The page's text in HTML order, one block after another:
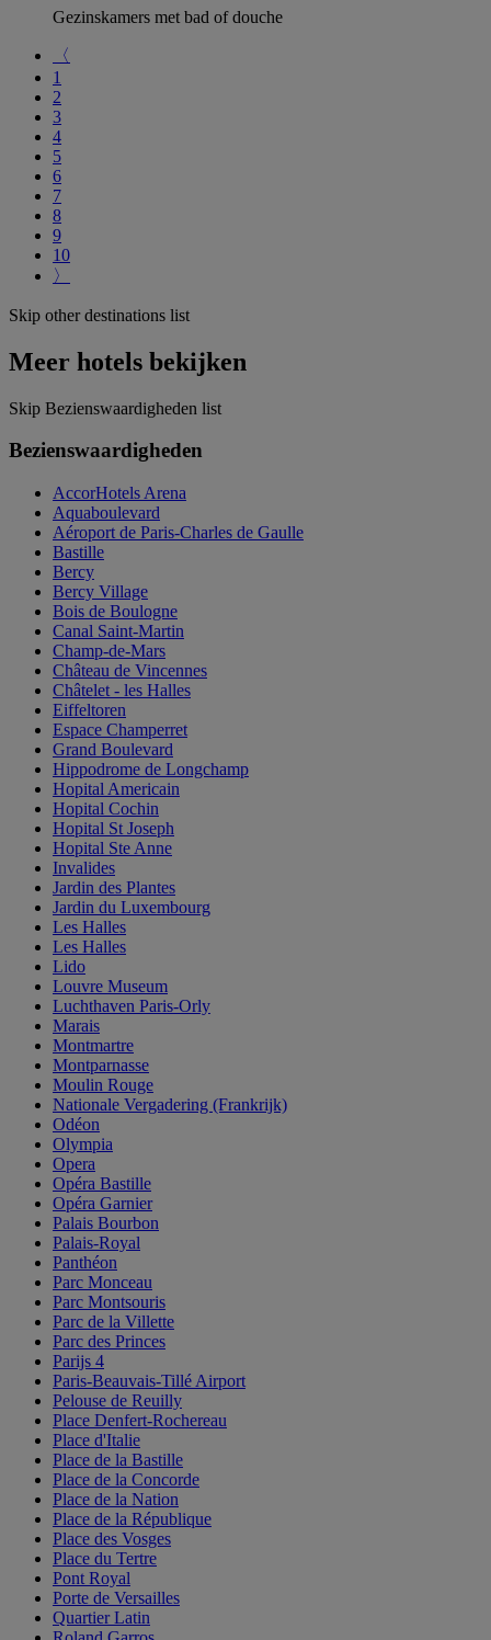
Gezinskamers met bad of douche
〈
1
2
3
4
5
6
7
8
9
10
〉
Skip other destinations list
Meer hotels bekijken
Skip Bezienswaardigheden list
Bezienswaardigheden
AccorHotels Arena
Aquaboulevard
Aéroport de Paris-Charles de Gaulle
Bastille
Bercy
Bercy Village
Bois de Boulogne
Canal Saint-Martin
Champ-de-Mars
Château de Vincennes
Châtelet - les Halles
Eiffeltoren
Espace Champerret
Grand Boulevard
Hippodrome de Longchamp
Hopital Americain
Hopital Cochin
Hopital St Joseph
Hopital Ste Anne
Invalides
Jardin des Plantes
Jardin du Luxembourg
Les Halles
Les Halles
Lido
Louvre Museum
Luchthaven Paris-Orly
Marais
Montmartre
Montparnasse
Moulin Rouge
Nationale Vergadering (Frankrijk)
Odéon
Olympia
Opera
Opéra Bastille
Opéra Garnier
Palais Bourbon
Palais-Royal
Panthéon
Parc Monceau
Parc Montsouris
Parc de la Villette
Parc des Princes
Parijs 4
Paris-Beauvais-Tillé Airport
Pelouse de Reuilly
Place Denfert-Rochereau
Place d'Italie
Place de la Bastille
Place de la Concorde
Place de la Nation
Place de la République
Place des Vosges
Place du Tertre
Pont Royal
Porte de Versailles
Quartier Latin